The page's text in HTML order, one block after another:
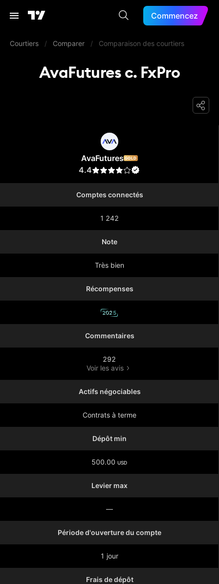
Commencez
Courtiers / Comparer / Comparaison des courtiers
AvaFutures c. FxPro
AvaFutures GOLD
4.4
Comptes connectés
1 242
Note
Très bien
Récompenses
2025
Commentaires
292
Voir les avis
Actifs négociables
Contrats à terme
Dépôt min
500.00 USD
Levier max
—
Période d'ouverture du compte
1 jour
Frais de dépôt